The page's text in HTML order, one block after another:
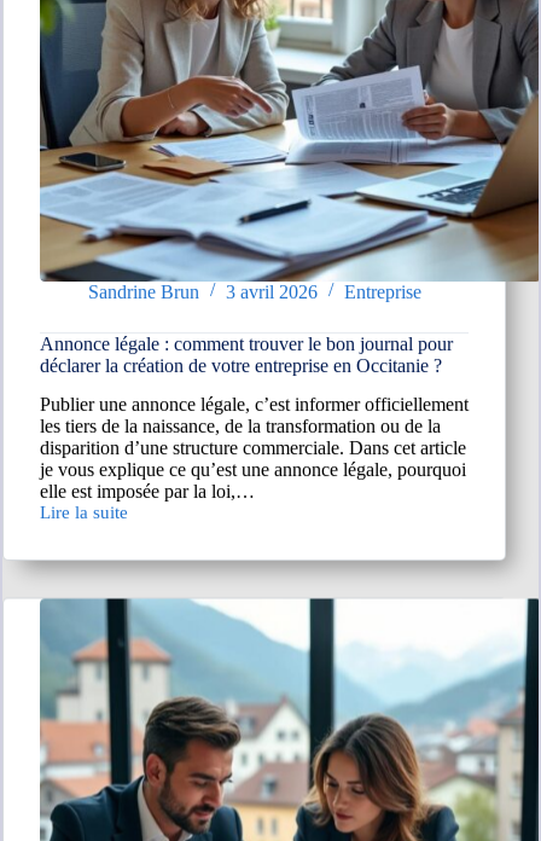
Sandrine Brun 3 avril 2026 Entreprise
Annonce légale : comment trouver le bon journal pour
déclarer la création de votre entreprise en Occitanie ?
Publier une annonce légale, c’est informer officiellement
les tiers de la naissance, de la transformation ou de la
disparition d’une structure commerciale. Dans cet article
je vous explique ce qu’est une annonce légale, pourquoi
elle est imposée par la loi,…
Lire la suite
Annonce
comment
le
journal
pour
déclarer
création
de
votre
entreprise
en
Occitanie ?